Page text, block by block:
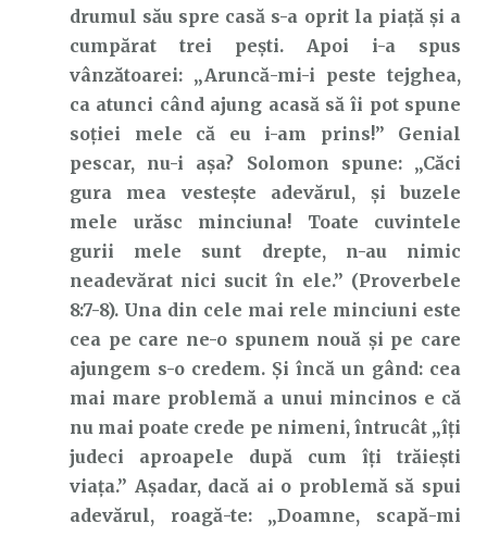
drumul său spre casă s-a oprit la piață și a
cumpărat trei pești. Apoi i-a spus
vânzătoarei: „Aruncă-mi-i peste tejghea,
ca atunci când ajung acasă să îi pot spune
soției mele că eu i-am prins!” Genial
pescar, nu-i așa? Solomon spune: „Căci
gura mea vesteşte adevărul, şi buzele
mele urăsc minciuna! Toate cuvintele
gurii mele sunt drepte, n-au nimic
neadevărat nici sucit în ele.” (Proverbele
8:7-8). Una din cele mai rele minciuni este
cea pe care ne-o spunem nouă și pe care
ajungem s-o credem. Și încă un gând: cea
mai mare problemă a unui mincinos e că
nu mai poate crede pe nimeni, întrucât „îți
judeci aproapele după cum îți trăiești
viața.” Așadar, dacă ai o problemă să spui
adevărul, roagă-te: „Doamne, scapă-mi